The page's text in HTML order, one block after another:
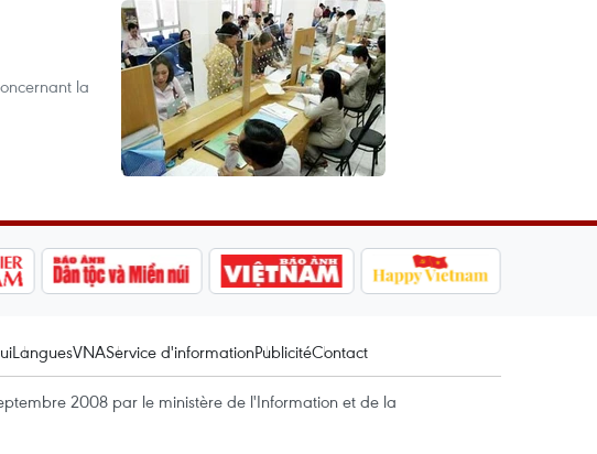
la
LanguesVNAService d'informationPublicitéContact
2008 par le ministère de l'Information et de la